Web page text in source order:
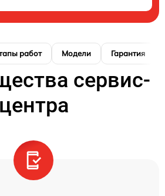
работ Модели Гарантия
сервис-
центра